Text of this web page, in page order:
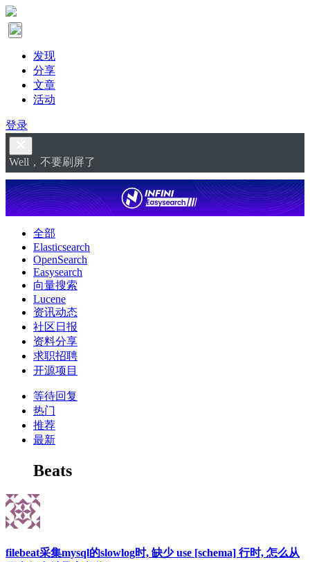
发现
分享
文章
活动
登录
Well，不要刷屏了
全部
Elasticsearch
OpenSearch
Easysearch
向量搜索
Lucene
资讯动态
社区日报
资料分享
求职招聘
开源项目
等待回复
热门
推荐
最新
Beats
filebeat采集mysql的slowlog时, 缺少 use [schema] 行时, 怎么从